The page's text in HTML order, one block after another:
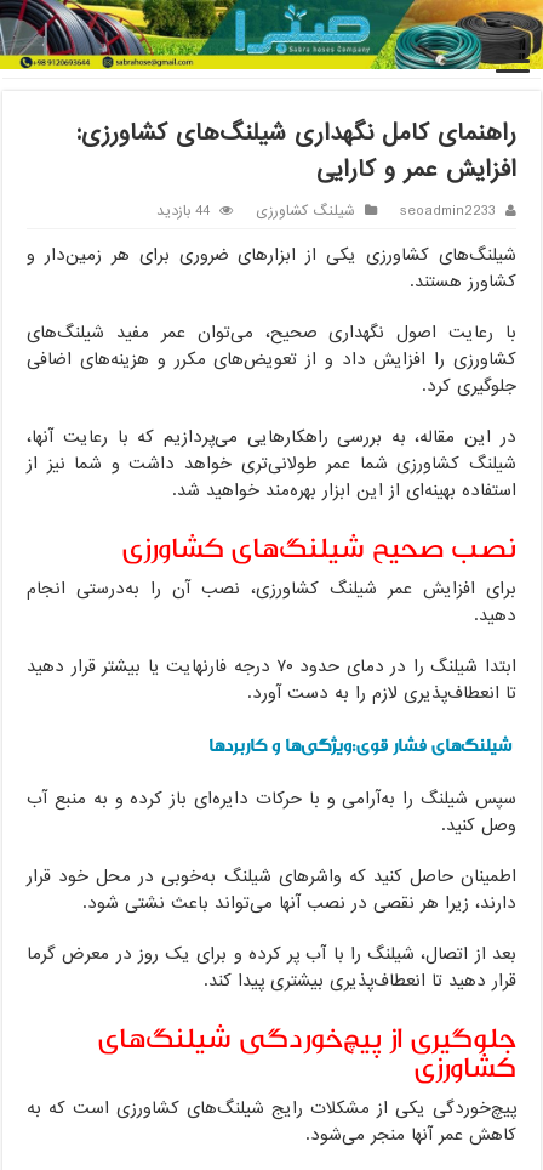
خانه / شیلنگ کشاورزی / راهنمای کامل نگهداری شیلنگ‌های کشاورزی:
افزایش عمر و کارایی
راهنمای کامل نگهداری شیلنگ‌های کشاورزی:
افزایش عمر و کارایی
seoadmin2233 شیلنگ کشاورزی 44 بازدید
شیلنگ‌های کشاورزی یکی از ابزارهای ضروری برای هر زمین‌دار و
کشاورز هستند.
با رعایت اصول نگهداری صحیح، می‌توان عمر مفید شیلنگ‌های
کشاورزی را افزایش داد و از تعویض‌های مکرر و هزینه‌های اضافی
جلوگیری کرد.
در این مقاله، به بررسی راهکارهایی می‌پردازیم که با رعایت آنها،
شیلنگ کشاورزی شما عمر طولانی‌تری خواهد داشت و شما نیز از
استفاده بهینه‌ای از این ابزار بهره‌مند خواهید شد.
نصب صحیح شیلنگ‌های کشاورزی
برای افزایش عمر شیلنگ کشاورزی، نصب آن را به‌درستی انجام
دهید.
ابتدا شیلنگ را در دمای حدود ۷۰ درجه فارنهایت یا بیشتر قرار دهید
تا انعطاف‌پذیری لازم را به دست آورد.
شیلنگ‌های فشار قوی:‌ویژگی‌ها و کاربرد‌ها
سپس شیلنگ را به‌آرامی و با حرکات دایره‌ای باز کرده و به منبع آب
وصل کنید.
اطمینان حاصل کنید که واشرهای شیلنگ به‌خوبی در محل خود قرار
دارند، زیرا هر نقصی در نصب آنها می‌تواند باعث نشتی شود.
بعد از اتصال، شیلنگ را با آب پر کرده و برای یک روز در معرض گرما
قرار دهید تا انعطاف‌پذیری بیشتری پیدا کند.
جلوگیری از پیچ‌خوردگی شیلنگ‌های
کشاورزی
پیچ‌خوردگی یکی از مشکلات رایج شیلنگ‌های کشاورزی است که به
کاهش عمر آنها منجر می‌شود.